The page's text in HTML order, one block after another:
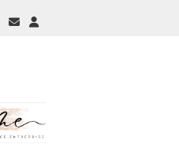
Mon Panier
Checkout